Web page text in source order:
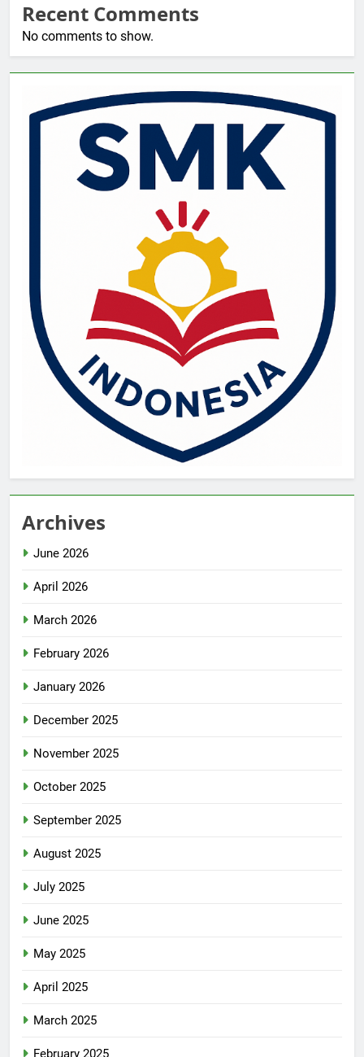
Recent Comments
No comments to show.
Archives
June 2026
April 2026
March 2026
February 2026
January 2026
December 2025
November 2025
October 2025
September 2025
August 2025
July 2025
June 2025
May 2025
April 2025
March 2025
February 2025